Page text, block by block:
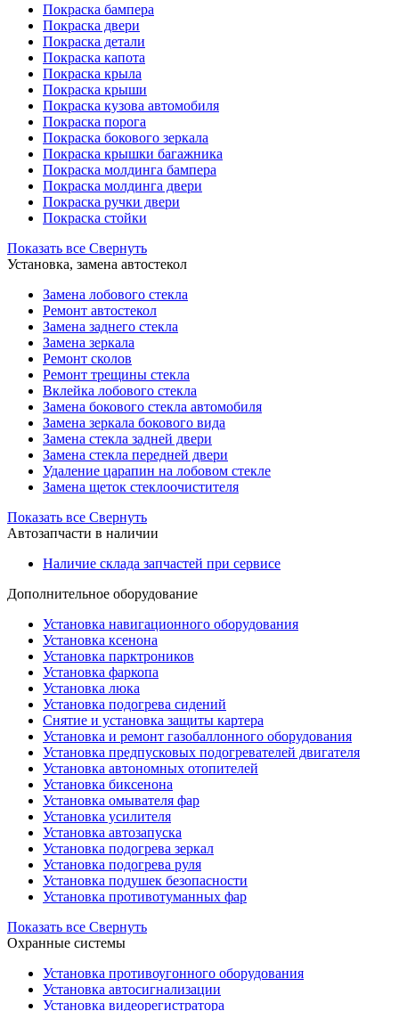
Покраска бампера
Покраска двери
Покраска детали
Покраска капота
Покраска крыла
Покраска крыши
Покраска кузова автомобиля
Покраска порога
Покраска бокового зеркала
Покраска крышки багажника
Покраска молдинга бампера
Покраска молдинга двери
Покраска ручки двери
Покраска стойки
Показать все Свернуть
Установка, замена автостекол
Замена лобового стекла
Ремонт автостекол
Замена заднего стекла
Замена зеркала
Ремонт сколов
Ремонт трещины стекла
Вклейка лобового стекла
Замена бокового стекла автомобиля
Замена зеркала бокового вида
Замена стекла задней двери
Замена стекла передней двери
Удаление царапин на лобовом стекле
Замена щеток стеклоочистителя
Показать все Свернуть
Автозапчасти в наличии
Наличие склада запчастей при сервисе
Дополнительное оборудование
Установка навигационного оборудования
Установка ксенона
Установка парктроников
Установка фаркопа
Установка люка
Установка подогрева сидений
Снятие и установка защиты картера
Установка и ремонт газобаллонного оборудования
Установка предпусковых подогревателей двигателя
Установка автономных отопителей
Установка биксенона
Установка омывателя фар
Установка усилителя
Установка автозапуска
Установка подогрева зеркал
Установка подогрева руля
Установка подушек безопасности
Установка противотуманных фар
Показать все Свернуть
Охранные системы
Установка противоугонного оборудования
Установка автосигнализации
Установка видеорегистратора